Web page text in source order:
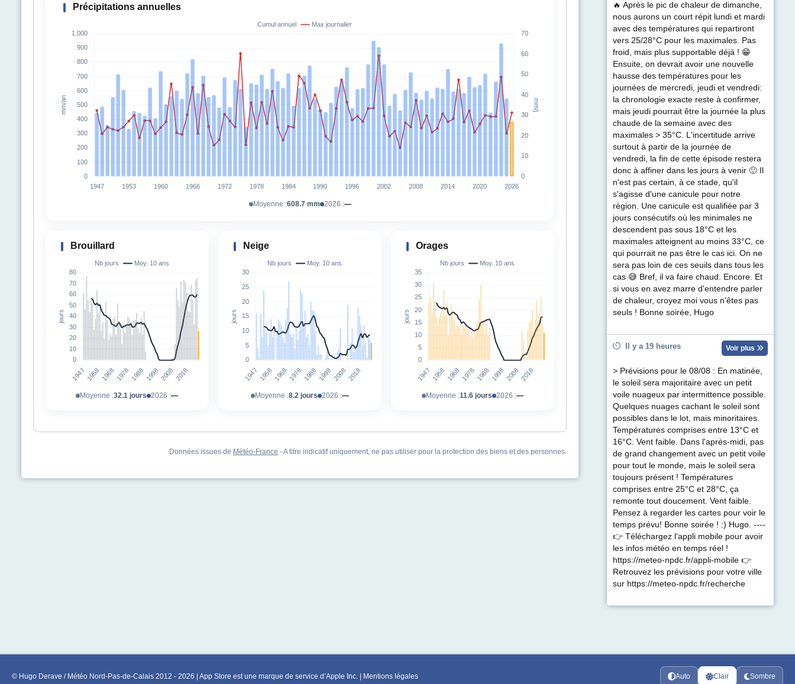
Précipitations annuelles
Moyenne :608.7 mm 2026 :—
Brouillard
Moyenne :32.1 jours 2026 :—
Neige
Moyenne :8.2 jours 2026 :—
Orages
Moyenne :11.6 jours 2026 :—
Données issues de Météo-France - A titre indicatif uniquement, ne pas utiliser pour la protection des biens et des personnes.
🔥 Après le pic de chaleur de dimanche,
nous aurons un court répit lundi et mardi
avec des températures qui repartiront
vers 25/28°C pour les maximales. Pas
froid, mais plus supportable déjà ! 😁
Ensuite, on devrait avoir une nouvelle
hausse des températures pour les
journées de mercredi, jeudi et vendredi:
la chronologie exacte reste à confirmer,
mais jeudi pourrait être la journée la plus
chaude de la semaine avec des
maximales > 35°C. L'incertitude arrive
surtout à partir de la journée de
vendredi, la fin de cette épisode restera
donc à affiner dans les jours à venir 🙂 Il
n'est pas certain, à ce stade, qu'il
s'agisse d'une canicule pour notre
région. Une canicule est qualifiée par 3
jours consécutifs où les minimales ne
descendent pas sous 18°C et les
maximales atteignent au moins 33°C, ce
qui pourrait ne pas être le cas ici. On ne
sera pas loin de ces seuils dans tous les
cas 😅 Bref, il va faire chaud. Encore. Et
si vous en avez marre d'entendre parler
de chaleur, croyez moi vous n'êtes pas
seuls ! Bonne soirée, Hugo
Il y a 19 heures Voir plus
> Prévisions pour le 08/08 : En matinée,
le soleil sera majoritaire avec un petit
voile nuageux par intermittence possible.
Quelques nuages cachant le soleil sont
possibles dans le lot, mais minoritaires.
Températures comprises entre 13°C et
16°C. Vent faible. Dans l'après-midi, pas
de grand changement avec un petit voile
pour tout le monde, mais le soleil sera
toujours présent ! Températures
comprises entre 25°C et 28°C, ça
remonte tout doucement. Vent faible.
Pensez à regarder les cartes pour voir le
temps prévu! Bonne soirée ! :) Hugo. ----
👉 Téléchargez l'appli mobile pour avoir
les infos météo en temps réel !
https://meteo-npdc.fr/appli-mobile 👉
Retrouvez les prévisions pour votre ville
sur https://meteo-npdc.fr/recherche
© Hugo Derave / Météo Nord-Pas-de-Calais 2012 - 2026 | App Store est une marque de service d’Apple Inc. | Mentions légales Auto Clair Sombre